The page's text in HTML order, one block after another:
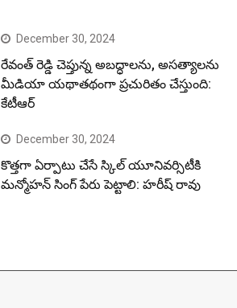
December 30, 2024
రేవంత్ రెడ్డి చెప్తున్న అబద్ధాలను, అసత్యాలను
మీడియా యథాతథంగా ప్రచురితం చేస్తుంది:
కేటీఆర్
December 30, 2024
కొత్తగా ఏర్పాటు చేసే స్కిల్ యూనివర్సిటీకి
మన్మోహన్ సింగ్ పేరు పెట్టాలి: హరీష్ రావు